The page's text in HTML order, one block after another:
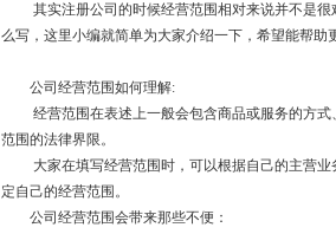
其实注册公司的时候经营范围相对来说并不是很
么写，这里小编就简单为大家介绍一下，希望能帮助
公司经营范围如何理解:
经营范围在表述上一般会包含商品或服务的方式
范围的法律界限。
大家在填写经营范围时，可以根据自己的主营业
定自己的经营范围。
公司经营范围会带来那些不便：